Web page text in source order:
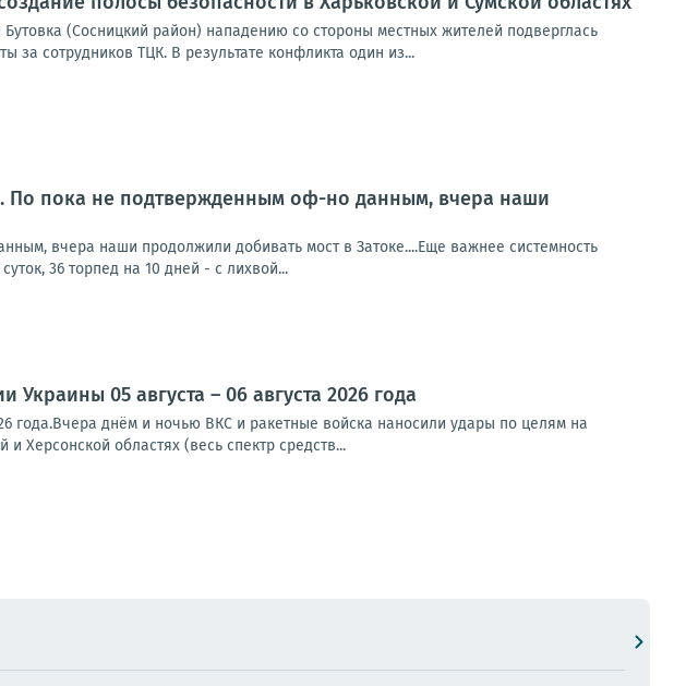
(Сосницкий район) нападению со стороны местных жителей подверглась
за сотрудников ТЦК. В результате конфликта один из...
пока не подтвержденным оф-но данным, вчера наши
вчера наши продолжили добивать мост в Затоке....Еще важнее системность
36 торпед на 10 дней - с лихвой...
05 августа – 06 августа 2026 года
года.Вчера днём и ночью ВКС и ракетные войска наносили удары по целям на
Херсонской областях (весь спектр средств...